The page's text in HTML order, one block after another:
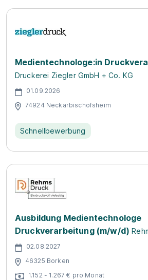
Medientechnologe:in
Druckerei Ziegler GmbH + Co. KG
01.09.2026
74924 Neckarbischofsheim
Schnellbewerbung
Ausbildung Medientechnologe
Druckverarbeitung (m/w/d)
02.08.2027
46325 Borken
1.152 - 1.267 € pro Monat